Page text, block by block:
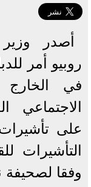
أصدر وزير
روبيو أمر
في الخارج
الاجتماعي
على
التأشيرات
وفقا لصحيفة